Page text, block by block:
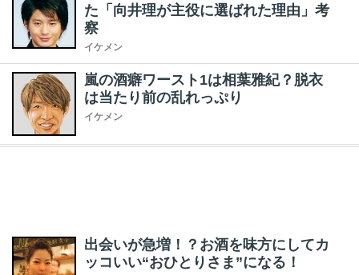
た「向井理が主役に選ばれた理由」考
察
イケメン
嵐の酒癖ワースト1は相葉雅紀？脱衣
は当たり前の乱れっぷり
イケメン
出会いが急増！？お酒を味方にしてカ
ッコいい“おひとりさま”になる！